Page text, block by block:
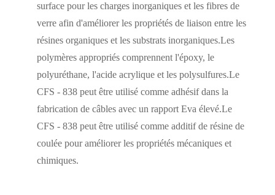
surface pour les charges inorganiques et les fibres de
verre afin d'améliorer les propriétés de liaison entre les
résines organiques et les substrats inorganiques.Les
polymères appropriés comprennent l'époxy, le
polyuréthane, l'acide acrylique et les polysulfures.Le
CFS - 838 peut être utilisé comme adhésif dans la
fabrication de câbles avec un rapport Eva élevé.Le
CFS - 838 peut être utilisé comme additif de résine de
coulée pour améliorer les propriétés mécaniques et
chimiques.